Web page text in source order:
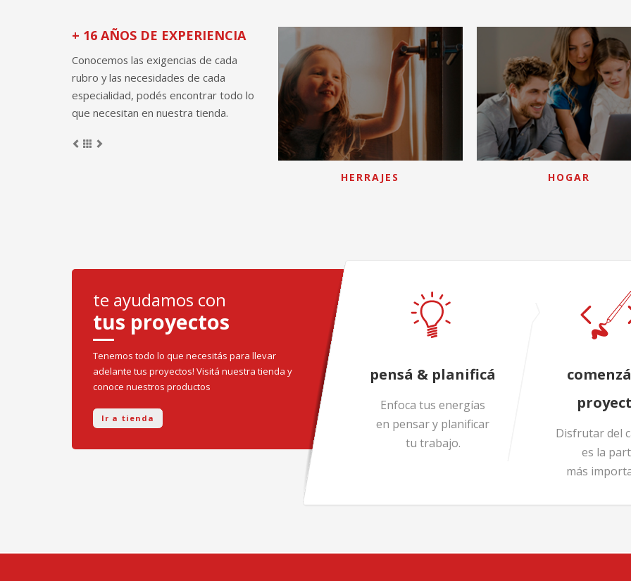
+ 16 AÑOS DE EXPERIENCIA
Conocemos las exigencias de cada
rubro y las necesidades de cada
especialidad, podés encontrar todo lo
que necesitan en nuestra tienda.
PRODUCTOS DE SANITARIO
te ayudamos con
tus proyectos
Tenemos todo lo que necesitás para llevar
adelante tus proyectos! Visitá nuestra tienda y
conoce nuestros productos
Ir a tienda
pensá & planificá
Enfoca tus energías
en pensar y planificar
tu trabajo.
Disfrutar del
es la
más